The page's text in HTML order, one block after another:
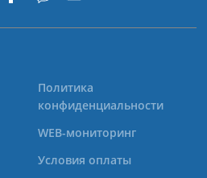
Политика
конфиденциальности
WEB-мониторинг
Условия оплаты